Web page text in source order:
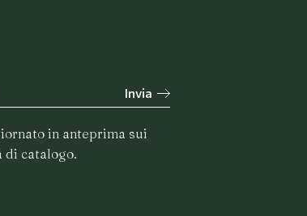
Invia
in anteprima sui
di catalogo.